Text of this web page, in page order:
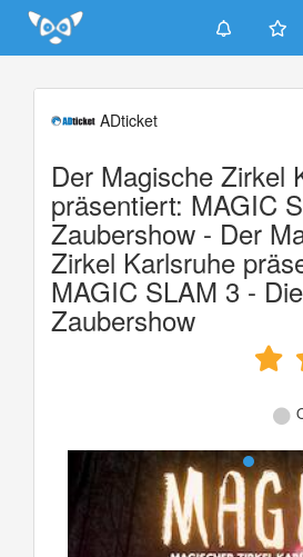
Update cookies preferences
ADticket
Der Magische Zirkel
präsentiert: MAGIC
Zaubershow - Der
Zirkel Karlsruhe
MAGIC SLAM 3 - Die
Zaubershow